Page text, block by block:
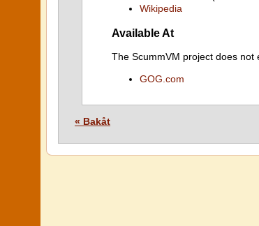
Wikipedia
Available At
The ScummVM project does not
GOG.com
« Bakåt